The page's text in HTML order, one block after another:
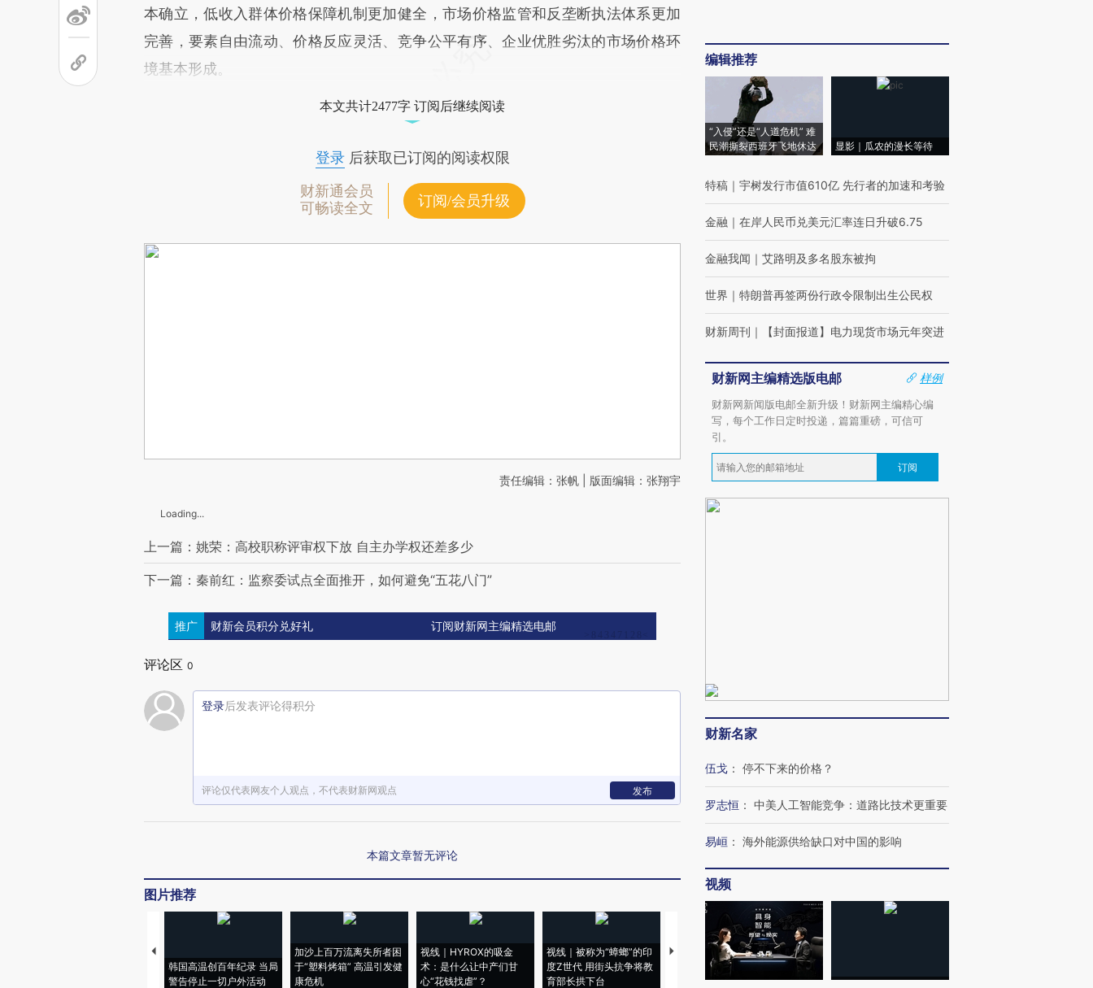
本确立，低收入群体价格保障机制更加健全，市场价格监管和反垄断执法体系更加
完善，要素自由流动、价格反应灵活、竞争公平有序、企业优胜劣汰的市场价格环
境基本形成。
本文共计2477字 订阅后继续阅读
登录后获取已订阅的阅读权限
财新通会员
可畅读全文
订阅/会员升级
责任编辑：张帆 | 版面编辑：张翔宇
Loading...
上一篇：姚荣：高校职称评审权下放 自主办学权还差多少
下一篇：秦前红：监察委试点全面推开，如何避免“五花八门”
推广 财新会员积分兑好礼 订阅财新网主编精选电邮
评论区 0
登录后发表评论得积分
评论仅代表网友个人观点，不代表财新网观点 发布
本篇文章暂无评论
图片推荐
韩国高温创百年纪录 当局
警告停止一切户外活动
加沙上百万流离失所者困
于“塑料烤箱” 高温引发健
康危机
视线｜HYROX的吸金
术：是什么让中产们甘
心“花钱找虐”？
视线｜被称为“蟑螂”的印
度Z世代 用街头抗争将教
育部长拱下台
视线｜“入侵”还是“人道危
机”？难民潮撕裂西班牙
飞地休达
湖北宜昌局部短时降雨
128毫米 紧急转移近
4000人
米
编辑推荐
“入侵”还是“人道危机” 难
民潮撕裂西班牙飞地休达
显影｜瓜农的漫长等待
特稿 ｜ 宇树发行市值610亿 先行者的加速和考验
金融 ｜ 在岸人民币兑美元汇率连日升破6.75
金融我闻 ｜ 艾路明及多名股东被拘
世界 ｜ 特朗普再签两份行政令限制出生公民权
财新周刊 ｜ 【封面报道】电力现货市场元年突进
财新网主编精选版电邮
样例
财新网新闻版电邮全新升级！财新网主编精心编
写，每个工作日定时投递，篇篇重磅，可信可
引。
订阅
财新名家
伍戈 ： 停不下来的价格？
罗志恒 ： 中美人工智能竞争：道路比技术更重要
易峘 ： 海外能源供给缺口对中国的影响
视频